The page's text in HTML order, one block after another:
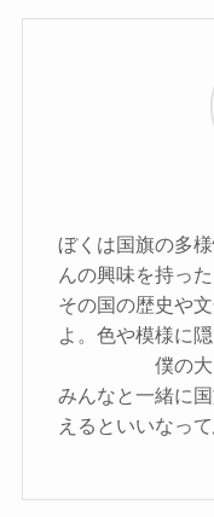
ぼくは国旗の多
んの興味を持っ
その国の歴史や
よ。色や模様に
僕の
みんなと一緒に
えるといいなっ